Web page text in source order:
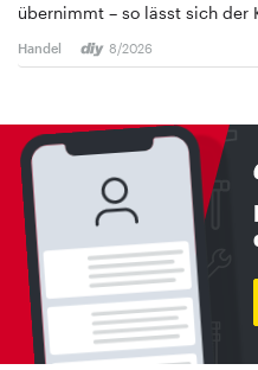
übernimmt – so lässt sich der
Handel 8/2026